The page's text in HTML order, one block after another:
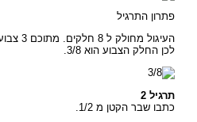
פתרון התרגיל
העיגול מחולק ל 8 חלקים. מתוכם 3 צבועים בכחול.
לכן החלק הצבוע הוא 3/8.
תרגיל 2
כתבו שבר הקטן מ 1/2.